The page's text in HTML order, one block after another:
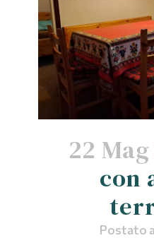
22 Mag
con
Postato